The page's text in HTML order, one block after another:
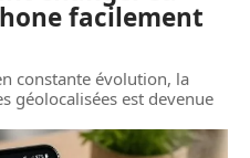
facilement
constante évolution, la
géolocalisées est devenue